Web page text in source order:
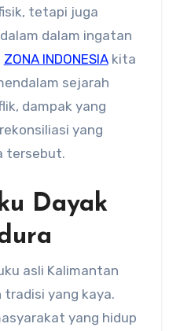
tetapi juga
dalam ingatan
ZONA INDONESIAkita
sejarah
dampak yang
yang
tersebut.
Dayak
asli Kalimantan
tradisi yang kaya.
yang hidup